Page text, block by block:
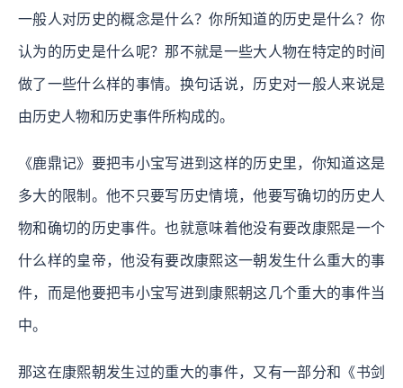
一般人对历史的概念是什么？你所知道的历史是什么？你
认为的历史是什么呢？那不就是一些大人物在特定的时间
做了一些什么样的事情。换句话说，历史对一般人来说是
由历史人物和历史事件所构成的。
《鹿鼎记》要把韦小宝写进到这样的历史里，你知道这是
多大的限制。他不只要写历史情境，他要写确切的历史人
物和确切的历史事件。也就意味着他没有要改康熙是一个
什么样的皇帝，他没有要改康熙这一朝发生什么重大的事
件，而是他要把韦小宝写进到康熙朝这几个重大的事件当
中。
那这在康熙朝发生过的重大的事件，又有一部分和《书剑